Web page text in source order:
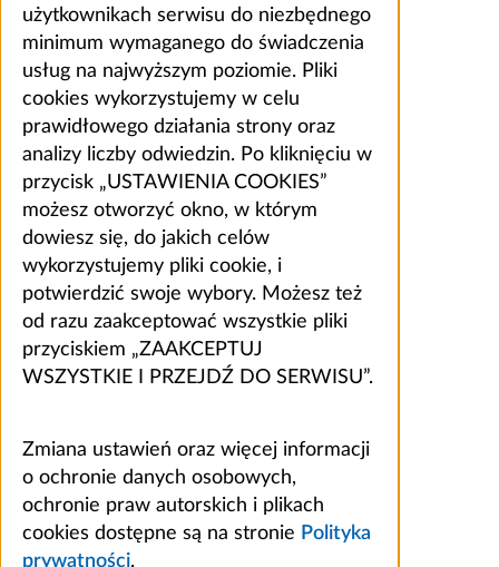
użytkownikach serwisu do niezbędnego
minimum wymaganego do świadczenia
usług na najwyższym poziomie. Pliki
cookies wykorzystujemy w celu
prawidłowego działania strony oraz
analizy liczby odwiedzin. Po kliknięciu w
przycisk „USTAWIENIA COOKIES”
możesz otworzyć okno, w którym
dowiesz się, do jakich celów
wykorzystujemy pliki cookie, i
potwierdzić swoje wybory. Możesz też
od razu zaakceptować wszystkie pliki
przyciskiem „ZAAKCEPTUJ
WSZYSTKIE I PRZEJDŹ DO SERWISU”.
Zmiana ustawień oraz więcej informacji
o ochronie danych osobowych,
ochronie praw autorskich i plikach
cookies dostępne są na stronie Polityka
prywatności.